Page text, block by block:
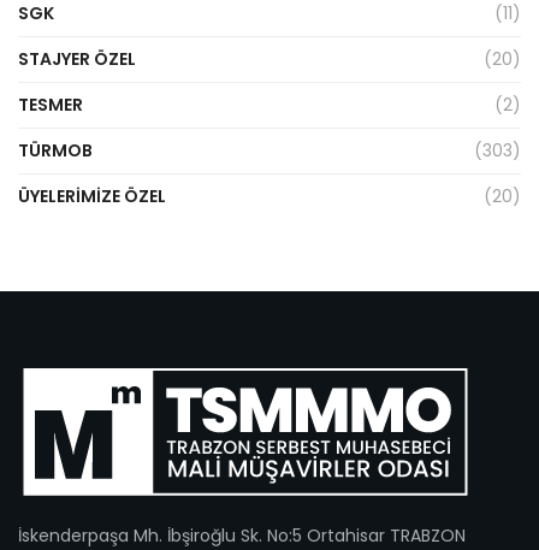
SGK
(11)
STAJYER ÖZEL
(20)
TESMER
(2)
TÜRMOB
(303)
ÜYELERIMIZE ÖZEL
(20)
İskenderpaşa Mh. İbşiroğlu Sk. No:5 Ortahisar TRABZON